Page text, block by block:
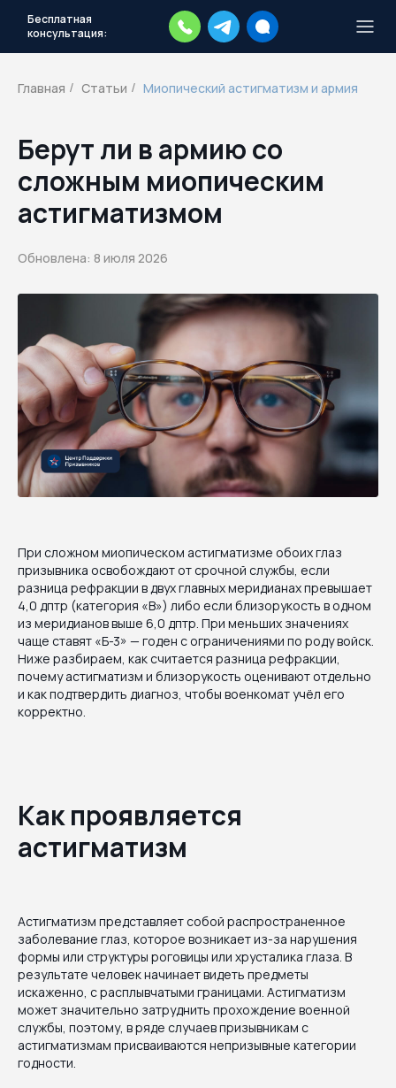
Бесплатная
консультация:
Главная / Статьи / Миопический астигматизм и армия
Берут ли в армию со
сложным миопическим
астигматизмом
Обновлена: 8 июля 2026
При сложном миопическом астигматизме обоих глаз
призывника освобождают от срочной службы, если
разница рефракции в двух главных меридианах превышает
4,0 дптр (категория «В») либо если близорукость в одном
из меридианов выше 6,0 дптр. При меньших значениях
чаще ставят «Б-3» — годен с ограничениями по роду войск.
Ниже разбираем, как считается разница рефракции,
почему астигматизм и близорукость оценивают отдельно
и как подтвердить диагноз, чтобы военкомат учёл его
корректно.
Как проявляется
астигматизм
Астигматизм представляет собой распространенное
заболевание глаз, которое возникает из-за нарушения
формы или структуры роговицы или хрусталика глаза. В
результате человек начинает видеть предметы
искаженно, с расплывчатыми границами. Астигматизм
может значительно затруднить прохождение военной
службы, поэтому, в ряде случаев призывникам с
астигматизмам присваиваются непризывные категории
годности.
каждый день.
Экстренный план
действий